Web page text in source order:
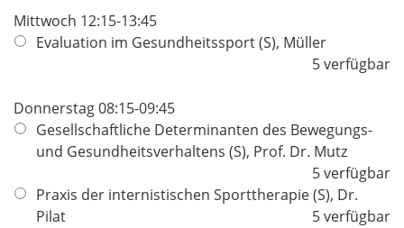
Mittwoch 12:15-13:45
Evaluation im Gesundheitssport (S), Müller
5 verfügbar
Donnerstag 08:15-09:45
Gesellschaftliche Determinanten des Bewegungs-
und Gesundheitsverhaltens (S), Prof. Dr. Mutz
5 verfügbar
Praxis der internistischen Sporttherapie (S), Dr.
Pilat
5 verfügbar